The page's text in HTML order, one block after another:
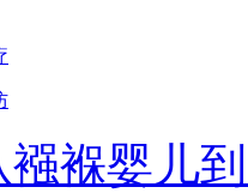
襁褓婴儿